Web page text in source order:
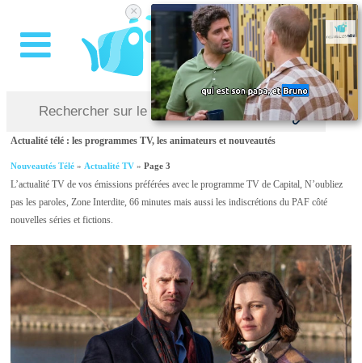
Actualité télé : les programmes TV, les animateurs et nouveautés
Nouveautés Télé »Actualité TV »Page 3
L’actualité TV de vos émissions préférées avec le programme TV de Capital, N’oubliez
pas les paroles, Zone Interdite, 66 minutes mais aussi les indiscrétions du PAF côté
nouvelles séries et fictions.
×